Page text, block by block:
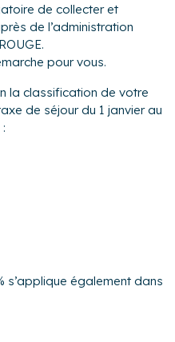
de collecter et
de l’administration
pour vous.
la classification de votre
de séjour du 1 janvier au
s’applique également dans